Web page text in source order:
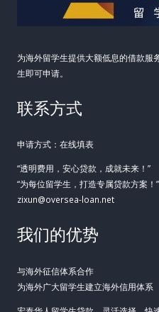
为海外留学生提供大额低息的借款服
生即可申请。
联系方式
申请方式：在线填表
“透明费用，安心贷款，成就未来！”
“为每位留学生，打造专属贷款方案！”
zixun@oversea-loan.net
我们的优势
与海外征信体系合作
为海外广大留学生建立海外信用体系